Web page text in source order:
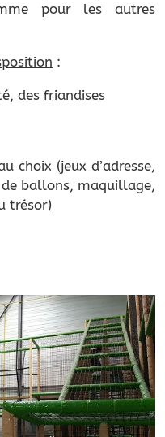
pour les autres
:
des friandises
choix (jeux d’adresse,
ballons, maquillage,
trésor)